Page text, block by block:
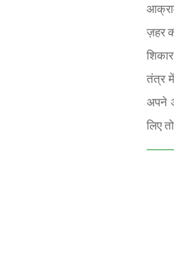
ज़हर
तंत्र
अपने
लिए